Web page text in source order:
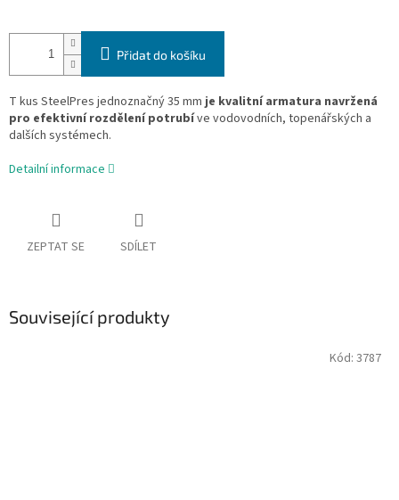
Přidat do košíku
T kus SteelPres jednoznačný 35 mmje kvalitní armatura navržená
pro efektivní rozdělení potrubíve vodovodních, topenářských a
dalších systémech.
Detailní informace
ZEPTAT SE SDÍLET
Související produkty
Kód: 3787